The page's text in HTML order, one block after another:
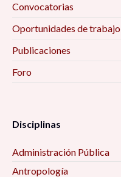
Convocatorias
Oportunidades de trabajo
Publicaciones
Foro
Disciplinas
Administración Pública
Antropología